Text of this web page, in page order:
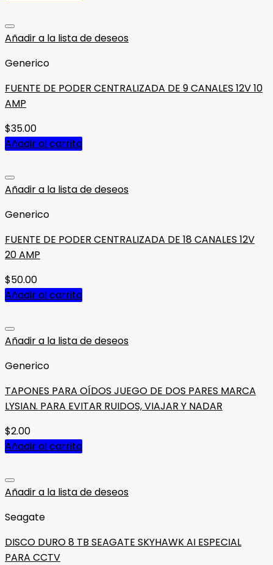
Añadir a la lista de deseos
Generico
FUENTE DE PODER CENTRALIZADA DE 9 CANALES 12V 10
AMP
$35.00
Añadir al carrito
Añadir a la lista de deseos
Generico
FUENTE DE PODER CENTRALIZADA DE 18 CANALES 12V
20 AMP
$50.00
Añadir al carrito
Añadir a la lista de deseos
Generico
TAPONES PARA OÍDOS JUEGO DE DOS PARES MARCA
LYSIAN. PARA EVITAR RUIDOS, VIAJAR Y NADAR
$2.00
Añadir al carrito
Añadir a la lista de deseos
Seagate
DISCO DURO 8 TB SEAGATE SKYHAWK AI ESPECIAL
PARA CCTV